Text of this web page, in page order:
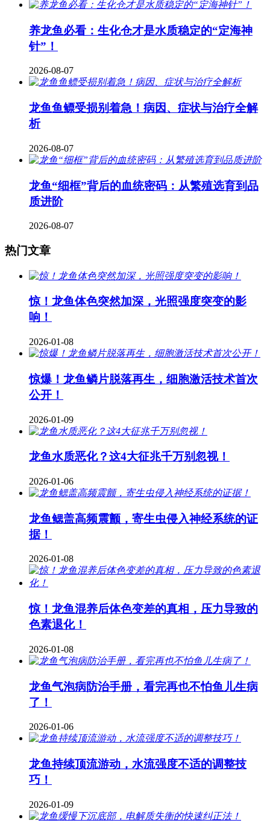
养龙鱼必看：生化仓才是水质稳定的“定海神
针”！
2026-08-07
龙鱼鱼鳔受损别着急！病因、症状与治疗全解
析
2026-08-07
龙鱼“细框”背后的血统密码：从繁殖选育到品
质进阶
2026-08-07
热门文章
惊！龙鱼体色突然加深，光照强度突变的影
响！
2026-01-08
惊爆！龙鱼鳞片脱落再生，细胞激活技术首次
公开！
2026-01-09
龙鱼水质恶化？这4大征兆千万别忽视！
2026-01-06
龙鱼鳃盖高频震颤，寄生虫侵入神经系统的证
据！
2026-01-08
惊！龙鱼混养后体色变差的真相，压力导致的
色素退化！
2026-01-08
龙鱼气泡病防治手册，看完再也不怕鱼儿生病
了！
2026-01-06
龙鱼持续顶流游动，水流强度不适的调整技
巧！
2026-01-09